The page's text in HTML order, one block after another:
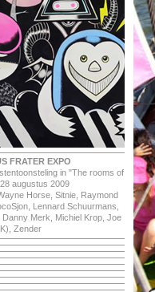
FRATER EXPO
in "The rooms of
augustus 2009
Horse, Sitnie, Raymond
Lennard Schuurmans,
Danny Merk, Michiel Krop, Joe
Zender